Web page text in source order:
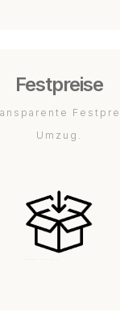
Festpreise
Umzug.